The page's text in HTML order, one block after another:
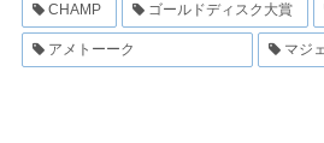
CHAMP ゴールドディスク大賞
アメトーーク マジ